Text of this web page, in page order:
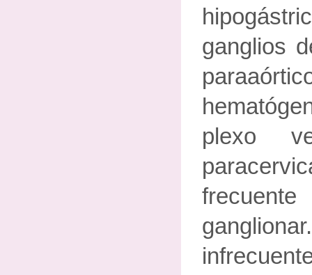
ganglios
plexo